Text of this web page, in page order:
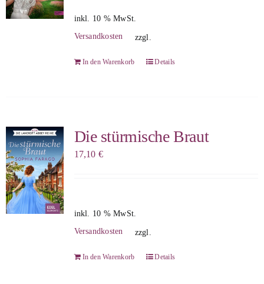
inkl. 10 % MwSt.
zzgl.
Versandkosten
In den Warenkorb Details
Die stürmische Braut
17,10 €
inkl. 10 % MwSt.
zzgl.
Versandkosten
In den Warenkorb Details